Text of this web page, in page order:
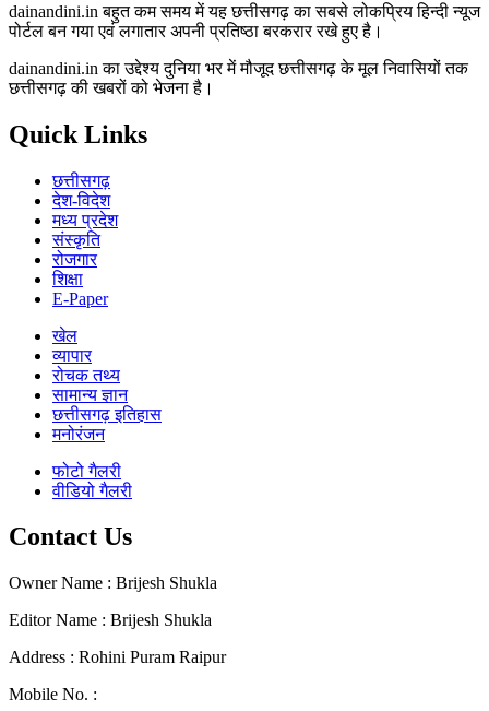
dainandini.in बहुत कम समय में यह छत्तीसगढ़ का सबसे लोकप्रिय हिन्दी न्यूज
पोर्टल बन गया एवं लगातार अपनी प्रतिष्ठा बरकरार रखे हुए है।
dainandini.in का उद्देश्य दुनिया भर में मौजूद छत्तीसगढ़ के मूल निवासियों तक
छत्तीसगढ़ की खबरों को भेजना है।
Quick Links
छत्तीसगढ़
देश-विदेश
मध्य प्रदेश
संस्कृति
रोजगार
शिक्षा
E-Paper
खेल
व्यापार
रोचक तथ्य
सामान्य ज्ञान
छत्तीसगढ़ इतिहास
मनोरंजन
फोटो गैलरी
वीडियो गैलरी
Contact Us
Owner Name : Brijesh Shukla
Editor Name : Brijesh Shukla
Address : Rohini Puram Raipur
Mobile No. :